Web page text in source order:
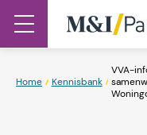
Home Kennisbank
VVA-